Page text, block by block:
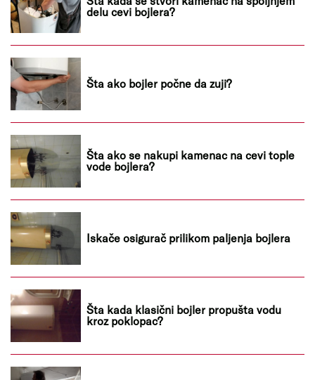
delu cevi bojlera?
Šta ako bojler počne da zuji?
Šta ako se nakupi kamenac na cevi tople
vode bojlera?
Iskače osigurač prilikom paljenja bojlera
Šta kada klasični bojler propušta vodu
kroz poklopac?